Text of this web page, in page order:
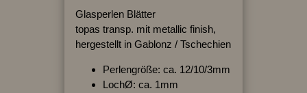
Glasperlen Blätter
topas transp. mit metallic finish,
hergestellt in Gablonz / Tschechien
Perlengröße: ca. 12/10/3mm
LochØ: ca. 1mm